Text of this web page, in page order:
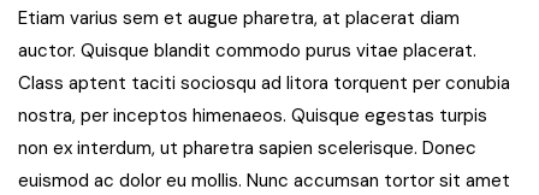
Etiam varius sem et augue pharetra, at placerat diam
auctor. Quisque blandit commodo purus vitae placerat.
Class aptent taciti sociosqu ad litora torquent per conubia
nostra, per inceptos himenaeos. Quisque egestas turpis
non ex interdum, ut pharetra sapien scelerisque. Donec
euismod ac dolor eu mollis. Nunc accumsan tortor sit amet